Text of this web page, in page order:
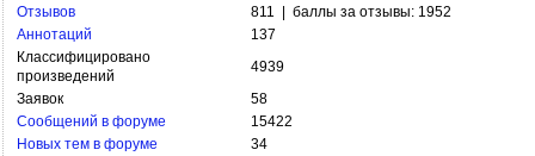
Отзывов
811 | баллы за отзывы: 1952
Аннотаций
137
Классифицировано
произведений
4939
Заявок
58
Сообщений в форуме
15422
Новых тем в форуме
34